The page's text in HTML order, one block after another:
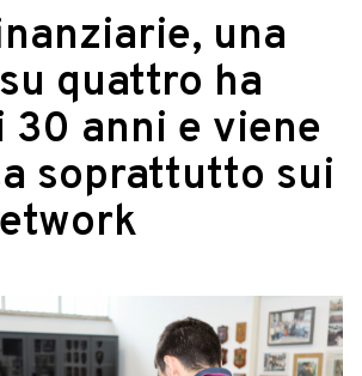
una
quattro ha
30 anni e viene
soprattutto sui